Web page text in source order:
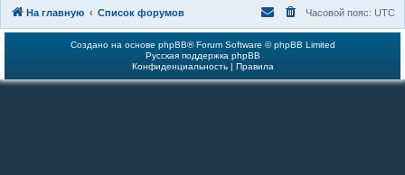
На главную Список форумов Часовой пояс: UTC
Создано на основе phpBB® Forum Software © phpBB Limited
Русская поддержка phpBB
Конфиденциальность| Правила